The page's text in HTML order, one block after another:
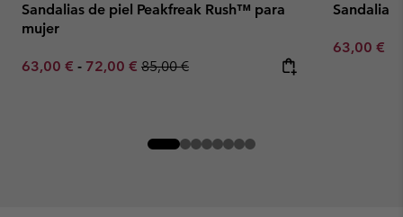
Sandalias de piel Peakfreak Rush™ para
mujer
Minimum sale price:
63,00 € - Maximum sale price:
72,00 € Regular price:
85,00 €
Sandalias
Minimum
63,00 €